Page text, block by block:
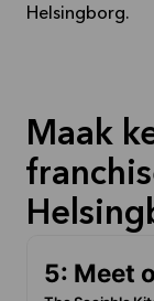
Helsingborg.
Maak